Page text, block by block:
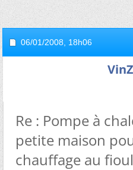
06/01/2008, 18h06
Re : Pompe à
petite maison
chauffage au fioul